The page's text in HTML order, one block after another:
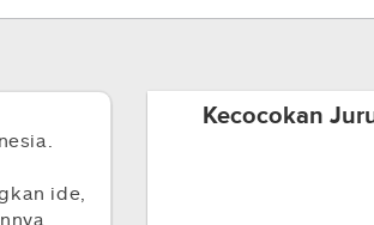
Kecocokan
ide,